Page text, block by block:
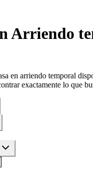
Arriendo
en arriendo temporal
exactamente lo que